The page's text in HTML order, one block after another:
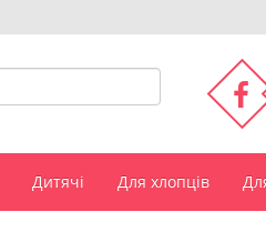
Дитячі Для хлопців